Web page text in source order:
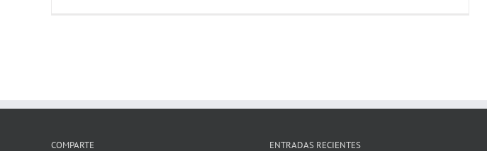
COMPARTE ENTRADAS RECIENTES